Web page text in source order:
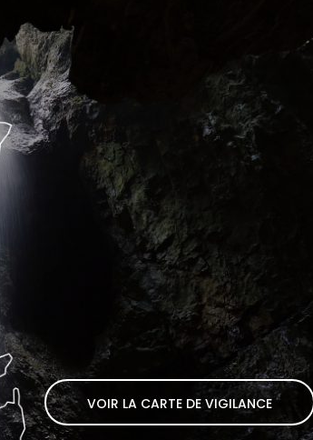
VOIR LA CARTE DE VIGILANCE